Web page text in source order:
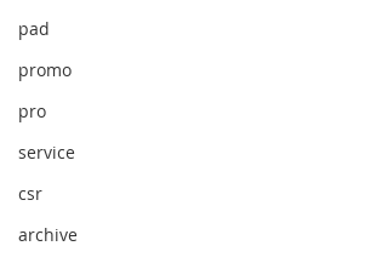
pad
promo
pro
service
csr
archive